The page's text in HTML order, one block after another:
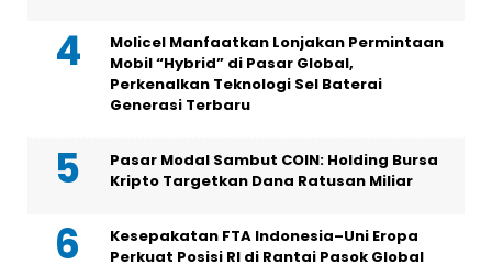
Molicel Manfaatkan Lonjakan Permintaan
Mobil “Hybrid” di Pasar Global,
Perkenalkan Teknologi Sel Baterai
Generasi Terbaru
Pasar Modal Sambut COIN: Holding Bursa
Kripto Targetkan Dana Ratusan Miliar
Kesepakatan FTA Indonesia–Uni Eropa
Perkuat Posisi RI di Rantai Pasok Global